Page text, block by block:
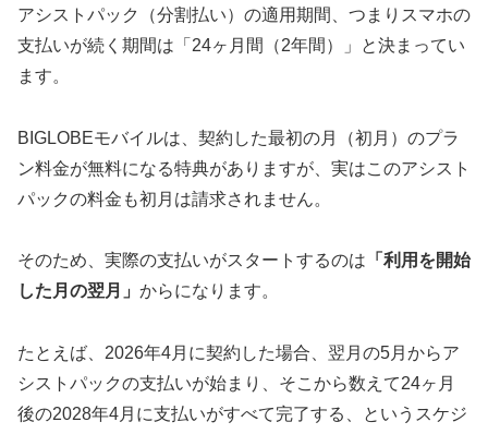
アシストパック（分割払い）の適用期間、つまりスマホの
支払いが続く期間は「24ヶ月間（2年間）」と決まってい
ます。
BIGLOBEモバイルは、契約した最初の月（初月）のプラ
ン料金が無料になる特典がありますが、実はこのアシスト
パックの料金も初月は請求されません。
そのため、実際の支払いがスタートするのは 「利用を開始
した月の翌月」 からになります。
たとえば、2026年4月に契約した場合、翌月の5月からア
シストパックの支払いが始まり、そこから数えて24ヶ月
後の2028年4月に支払いがすべて完了する、というスケジ